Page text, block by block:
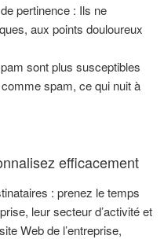
pertinence : Ils ne
aux points douloureux
sont plus susceptibles
spam, ce qui nuit à
efficacement
: prenez le temps
leur secteur d’activité et
Web de l’entreprise,